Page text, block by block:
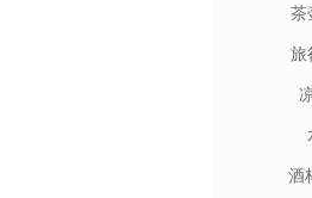
茶
旅
酒